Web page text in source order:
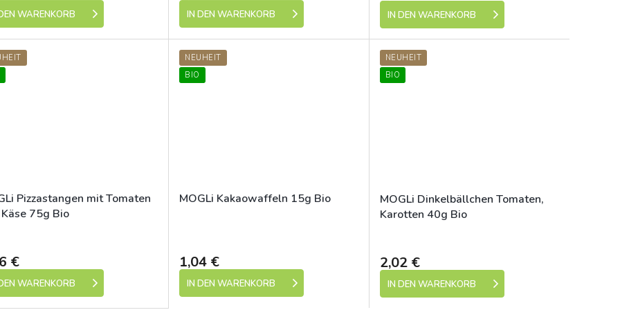
WARENKORB IN DEN WARENKORB IN DEN WARENKORB
Pizzastangen mit Tomaten
75g Bio
€
WARENKORB
NEUHEIT
BIO
MOGLi Kakaowaffeln 15g Bio
1,04 €
IN DEN WARENKORB
NEUHEIT
BIO
MOGLi Dinkelbällchen Tomaten,
Karotten 40g Bio
2,02 €
IN DEN WARENKORB